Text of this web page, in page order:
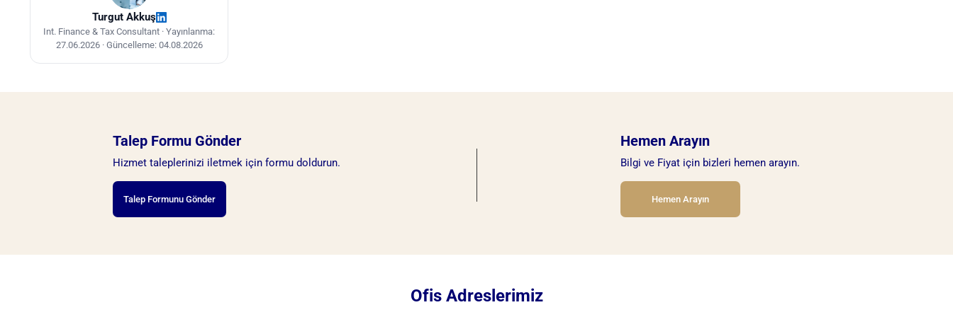
Turgut Akkuş
Int. Finance & Tax Consultant · Yayınlanma:
27.06.2026· Güncelleme: 04.08.2026
Talep Formu Gönder
Hizmet taleplerinizi iletmek için formu doldurun.
Talep Formunu Gönder
Hemen Arayın
Bilgi ve Fiyat için bizleri hemen arayın.
Hemen Arayın
Ofis Adreslerimiz